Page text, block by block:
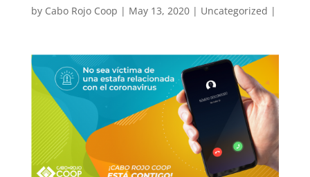
by Cabo Rojo Coop | May 13, 2020| Uncategorized |